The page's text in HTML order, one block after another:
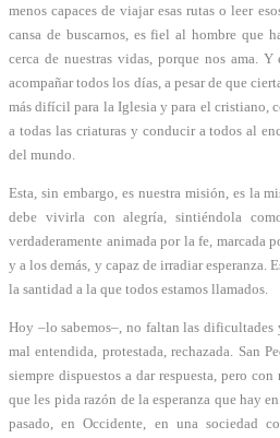
menos capaces de viajar esas rutas o leer
cansa de buscarnos, es fiel al hombre que
cerca de nuestras vidas, porque nos ama. Y
acompañar todos los días, a pesar de que
más difícil para la Iglesia y para el cristiano,
a todas las criaturas y conducir a todos al
del mundo.
Esta, sin embargo, es nuestra misión, es la
debe vivirla con alegría, sintiéndola
verdaderamente animada por la fe, marcada
y a los demás, y capaz de irradiar esperanza.
la santidad a la que todos estamos llamados.
Hoy –lo sabemos–, no faltan las dificultades
mal entendida, protestada, rechazada. San
siempre dispuestos a dar respuesta, pero
que les pida razón de la esperanza que hay
pasado, en Occidente, en una sociedad